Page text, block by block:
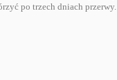
po trzech dniach przerwy.